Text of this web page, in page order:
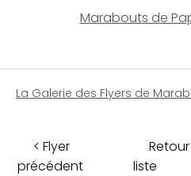
Marabouts de
La Galerie des Flyers de
< Flyer
précédent
liste